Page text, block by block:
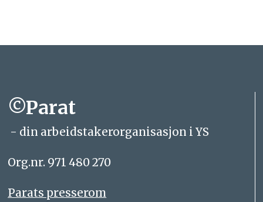
©Parat
- din arbeidstakerorganisasjon i YS
Org.nr. 971 480 270
Parats presserom